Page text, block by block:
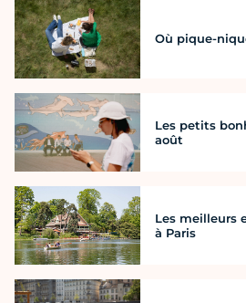
Où pique-
Les petits
août
Les meilleurs
à Paris